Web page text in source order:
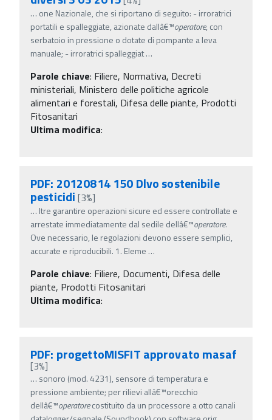
… one Nazionale, che si riportano di seguito: - irroratrici
portatili e spalleggiate, azionate dallâ€™operatore, con
serbatoio in pressione o dotate di pompante a leva
manuale; - irroratrici spalleggiat…
Parole chiave: Filiere, Normativa, Decreti
ministeriali, Ministero delle politiche agricole
alimentari e forestali, Difesa delle piante, Prodotti
Fitosanitari
Ultima modifica:
PDF: 20120814 150 Dlvo sostenibile
pesticidi [3%]
… ltre garantire operazioni sicure ed essere controllate e
arrestate immediatamente dal sedile dellâ€™operatore.
Ove necessario, le regolazioni devono essere semplici,
accurate e riproducibili. 1. Eleme …
Parole chiave: Filiere, Documenti, Difesa delle
piante, Prodotti Fitosanitari
Ultima modifica:
PDF: progettoMISFIT approvato masaf
[3%]
… sonoro (mod. 4231), sensore di temperatura e
pressione ambiente; per rilievi allâ€™orecchio
dellâ€™operatorecostituito da un processore a otto canali